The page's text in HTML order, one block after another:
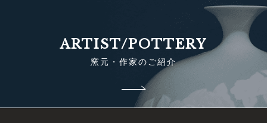
ARTIST/POTTERY
窯元・作家のご紹介